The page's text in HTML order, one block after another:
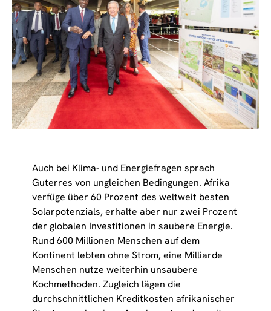
Auch bei Klima- und Energiefragen sprach
Guterres von ungleichen Bedingungen. Afrika
verfüge über 60 Prozent des weltweit besten
Solarpotenzials, erhalte aber nur zwei Prozent
der globalen Investitionen in saubere Energie.
Rund 600 Millionen Menschen auf dem
Kontinent lebten ohne Strom, eine Milliarde
Menschen nutze weiterhin unsaubere
Kochmethoden. Zugleich lägen die
durchschnittlichen Kreditkosten afrikanischer